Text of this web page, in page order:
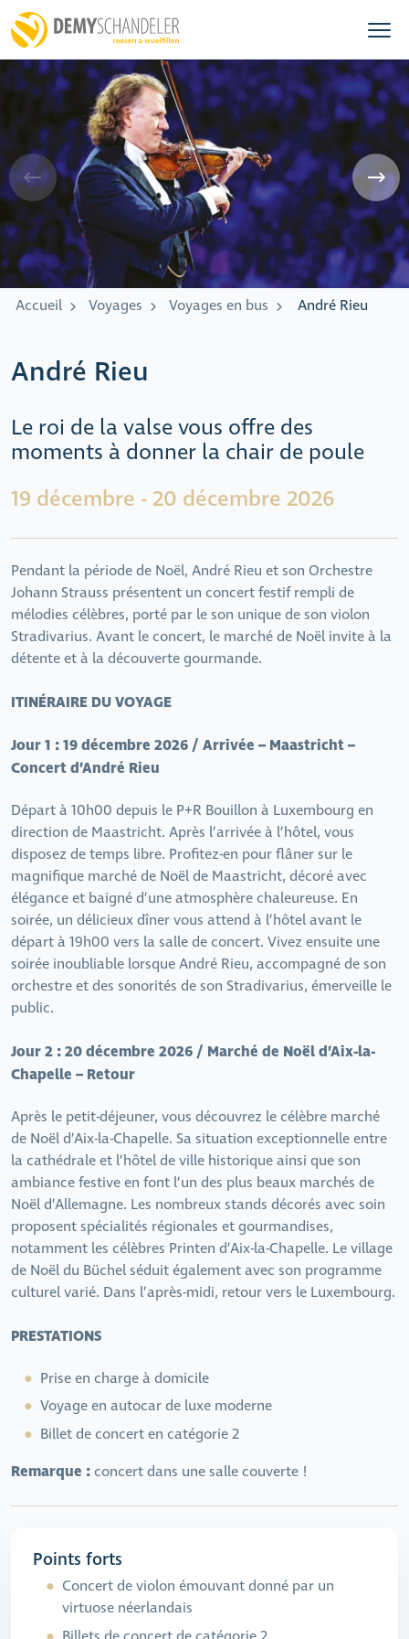
Accueil Voyages Voyages en bus André Rieu
André Rieu
Le roi de la valse vous offre des
moments à donner la chair de poule
19 décembre - 20 décembre 2026
Pendant la période de Noël, André Rieu et son Orchestre
Johann Strauss présentent un concert festif rempli de
mélodies célèbres, porté par le son unique de son violon
Stradivarius. Avant le concert, le marché de Noël invite à la
détente et à la découverte gourmande.
ITINÉRAIRE DU VOYAGE
Jour 1 : 19 décembre 2026 / Arrivée – Maastricht –
Concert d’André Rieu
Départ à 10h00 depuis le P+R Bouillon à Luxembourg en
direction de Maastricht. Après l’arrivée à l’hôtel, vous
disposez de temps libre. Profitez-en pour flâner sur le
magnifique marché de Noël de Maastricht, décoré avec
élégance et baigné d’une atmosphère chaleureuse. En
soirée, un délicieux dîner vous attend à l’hôtel avant le
départ à 19h00 vers la salle de concert. Vivez ensuite une
soirée inoubliable lorsque André Rieu, accompagné de son
orchestre et des sonorités de son Stradivarius, émerveille le
public.
Jour 2 : 20 décembre 2026 / Marché de Noël d’Aix-la-
Chapelle – Retour
Après le petit-déjeuner, vous découvrez le célèbre marché
de Noël d’Aix-la-Chapelle. Sa situation exceptionnelle entre
la cathédrale et l’hôtel de ville historique ainsi que son
ambiance festive en font l’un des plus beaux marchés de
Noël d’Allemagne. Les nombreux stands décorés avec soin
proposent spécialités régionales et gourmandises,
notamment les célèbres Printen d’Aix-la-Chapelle. Le village
de Noël du Büchel séduit également avec son programme
culturel varié. Dans l’après-midi, retour vers le Luxembourg.
PRESTATIONS
Prise en charge à domicile
Voyage en autocar de luxe moderne
Billet de concert en catégorie 2
Remarque :concert dans une salle couverte !
Points forts
Concert de violon émouvant donné par un
virtuose néerlandais